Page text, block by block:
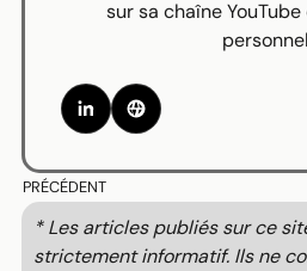
sur sa chaîneYouTube
personnel
PRÉCÉDENT
* Les articles publiés sur ce
strictement informatif. Ils ne